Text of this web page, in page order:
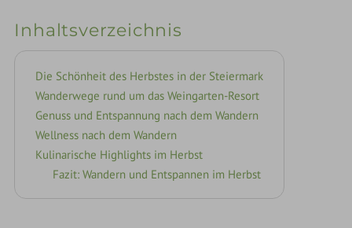
Inhaltsverzeichnis
Die Schönheit des Herbstes in der Steiermark
Wanderwege rund um das Weingarten-Resort
Genuss und Entspannung nach dem Wandern
Wellness nach dem Wandern
Kulinarische Highlights im Herbst
Fazit: Wandern und Entspannen im Herbst